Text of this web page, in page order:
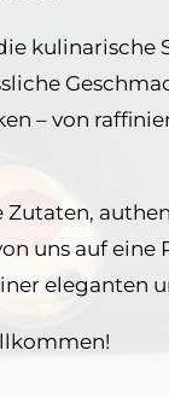
kulinarische
– von
Zutaten,
uns auf
eleganten